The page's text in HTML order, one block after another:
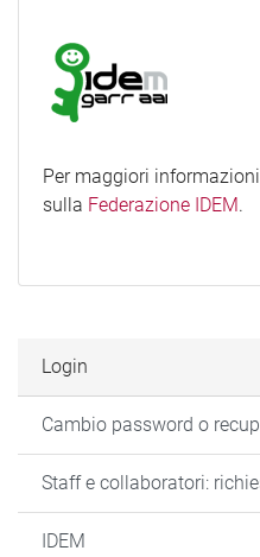
Per maggiori
sulla Federazione IDEM.
Login
Cambio password o
Staff e collaboratori:
IDEM